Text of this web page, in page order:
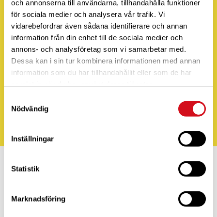
och annonserna till användarna, tillhandahålla funktioner
för sociala medier och analysera vår trafik. Vi
vidarebefordrar även sådana identifierare och annan
information från din enhet till de sociala medier och
annons- och analysföretag som vi samarbetar med.
Dessa kan i sin tur kombinera informationen med annan
information som du har tillhandahållit eller som de har
Nödvändig
Inställningar
Statistik
Marknadsföring
AKHusbilfritid är nu även ny återförsäljare av och
serviceverkstad åtRapidohttps://www.rapido-husbil.se/